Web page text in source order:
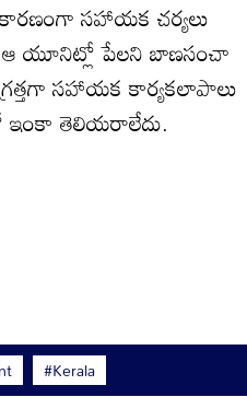
సహాయక చర్యలు
ఆ యూనిట్లో పేలని బాణసంచా
సహాయక కార్యకలాపాలు
ఇంకా తెలియరాలేదు.
#Kerala